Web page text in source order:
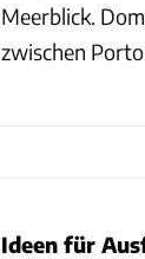
Meerblick.
zwischen
Ideen für